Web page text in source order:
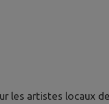
les artistes locaux